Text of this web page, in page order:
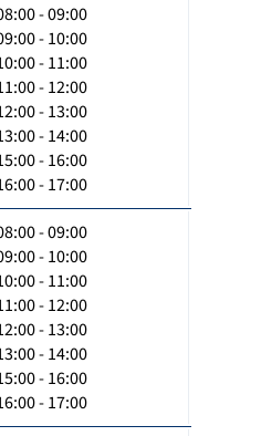
- 09:00
- 10:00
- 11:00
- 12:00
- 13:00
- 14:00
- 16:00
- 17:00
- 09:00
- 10:00
- 11:00
- 12:00
- 13:00
- 14:00
- 16:00
- 17:00